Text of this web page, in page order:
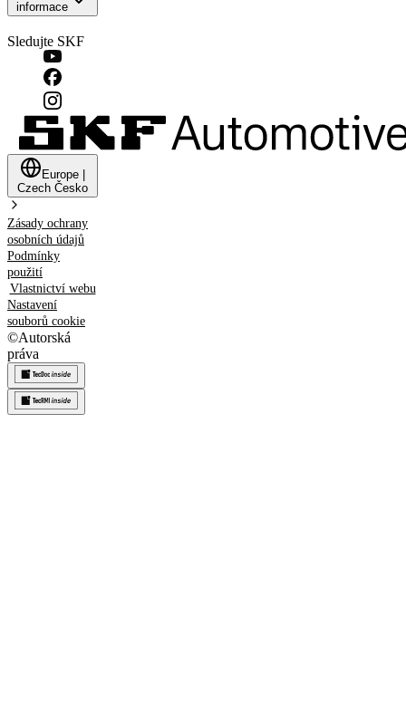
informace
Sledujte SKF
Europe
Czech Česko
Zásady ochrany
osobních údajů
Podmínky
použití
Vlastnictví webu
Nastavení
souborů cookie
©Autorská
práva